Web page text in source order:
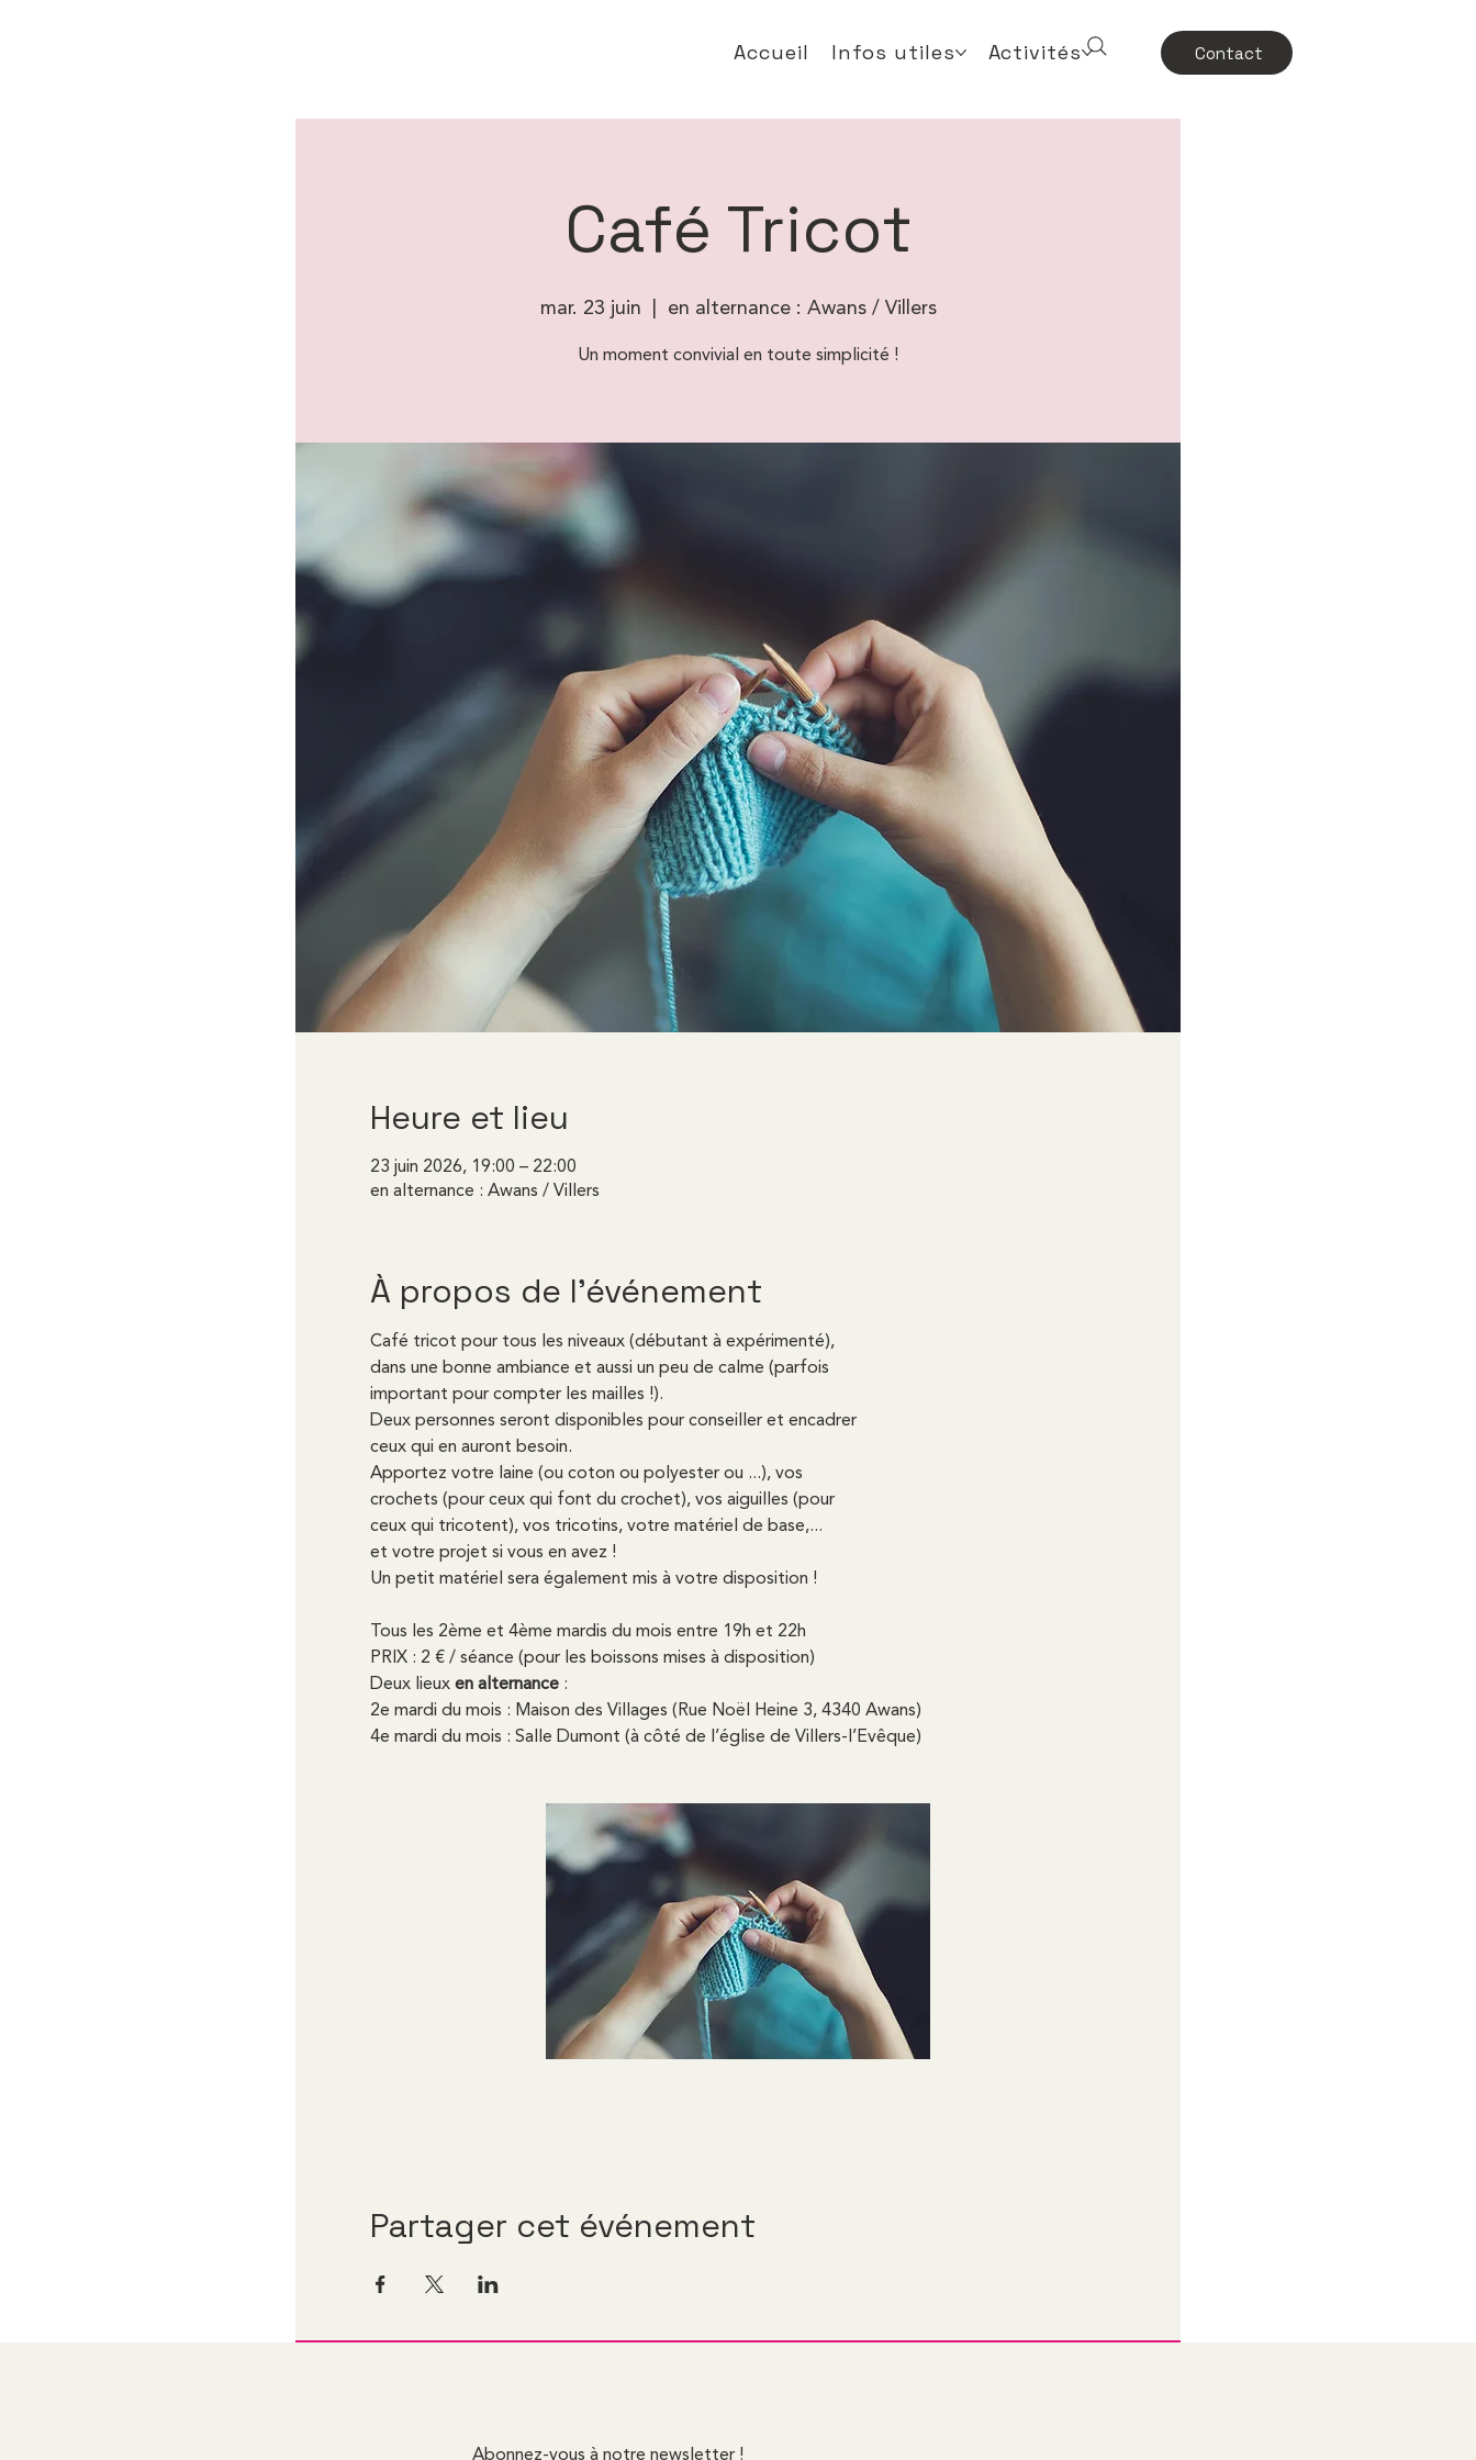
Accueil Infos utiles Activités Contact
Café Tricot
mar. 23 juin en alternance : Awans / Villers
Un moment convivial en toute simplicité !
Heure et lieu
23 juin 2026, 19:00 – 22:00
en alternance : Awans / Villers
À propos de l'événement
Café tricot pour tous les niveaux (débutant à expérimenté),
dans une bonne ambiance et aussi un peu de calme (parfois
important pour compter les mailles !).
Deux personnes seront disponibles pour conseiller et encadrer
ceux qui en auront besoin.
Apportez votre laine (ou coton ou polyester ou ...), vos
crochets (pour ceux qui font du crochet), vos aiguilles (pour
ceux qui tricotent), vos tricotins, votre matériel de base,...
et votre projet si vous en avez !
Un petit matériel sera également mis à votre disposition !
Tous les 2ème et 4ème mardis du mois entre 19h et 22h
PRIX : 2 € / séance (pour les boissons mises à disposition)
Deux lieux en alternance :
2e mardi du mois : Maison des Villages (Rue Noël Heine 3, 4340 Awans)
4e mardi du mois : Salle Dumont (à côté de l’église de Villers-l’Evêque)
Partager cet événement
Abonnez-vous à notre newsletter !